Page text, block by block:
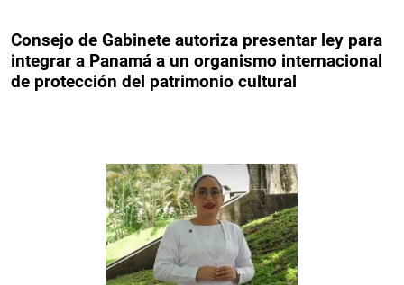
Consejo de Gabinete autoriza presentar ley para
integrar a Panamá a un organismo internacional
de protección del patrimonio cultural